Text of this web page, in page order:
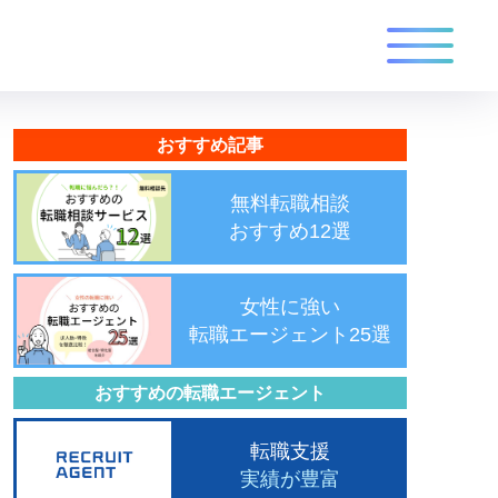
おすすめ記事
無料転職相談
おすすめ12選
女性に強い
転職エージェント25選
おすすめの転職エージェント
転職支援
実績が豊富